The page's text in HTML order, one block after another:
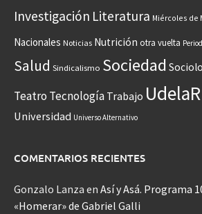
Investigación Literatura Miércoles de
Nacionales Noticias Nutrición otra vuelta
Salud Sindicalismo Sociedad
Teatro Tecnología Trabajo UdelaR
Universidad Universo Alternativo
COMENTARIOS RECIENTES
Gonzalo Lanza en Así y Asá. Programa
«Homerar» de Gabriel Galli